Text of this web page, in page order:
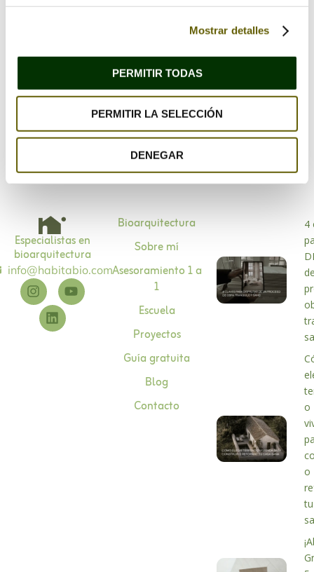
Mostrar detalles
PERMITIR TODAS
PERMITIR LA SELECCIÓN
DENEGAR
este navegador para la próxima vez que comente.
Especialistas en
bioarquitectura
info@habitabio.com
Bioarquitectura
Sobre mí
Asesoramiento 1 a
1
Escuela
Proyectos
Guía gratuita
Blog
Contacto
4
o
o